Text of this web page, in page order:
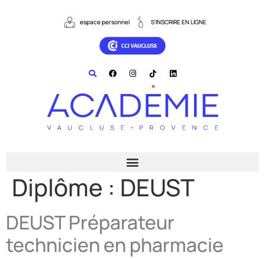
espace personnel S'INSCRIRE EN LIGNE
Diplôme : DEUST
DEUST Préparateur
technicien en pharmacie